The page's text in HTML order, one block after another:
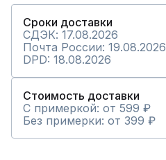
Сроки доставки
СДЭК: 17.08.2026
Почта России: 19.08.2026
DPD: 18.08.2026
Стоимость доставки
С примеркой: от 599 ₽
Без примерки: от 399 ₽